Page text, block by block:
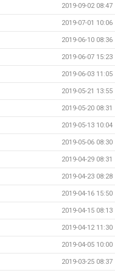
2019-09-02 08:47
2019-07-01 10:06
2019-06-10 08:36
2019-06-07 15:23
2019-06-03 11:05
2019-05-21 13:55
2019-05-20 08:31
2019-05-13 10:04
2019-05-06 08:30
2019-04-29 08:31
2019-04-23 08:28
2019-04-16 15:50
2019-04-15 08:13
2019-04-12 11:30
2019-04-05 10:00
2019-03-25 08:37